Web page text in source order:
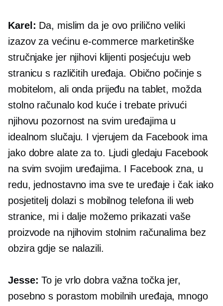
Karel: Da, mislim da je ovo prilično veliki
izazov za većinue-commerce marketinške
stručnjake jer njihovi klijenti posjećuju web
stranicu s različitih uređaja. Obično počinje s
mobitelom, ali onda prijeđu na tablet, možda
stolno računalo kod kuće i trebate privući
njihovu pozornost na svim uređajima u
idealnom slučaju. I vjerujem da Facebook ima
jako dobre alate za to. Ljudi gledaju Facebook
na svim svojim uređajima. I Facebook zna, u
redu, jednostavno ima sve te uređaje i čak iako
posjetitelj dolazi s mobilnog telefona ili web
stranice, mi i dalje možemo prikazati vaše
proizvode na njihovim stolnim računalima bez
obzira gdje se nalazili.
Jesse: To je vrlo dobra važna točka jer,
posebno s porastom mobilnih uređaja, mnogo